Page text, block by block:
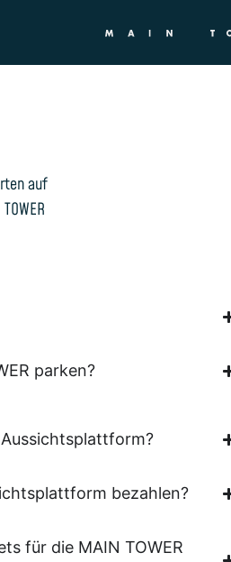
auf
parken?
bezahlen?
für die MAIN TOWER